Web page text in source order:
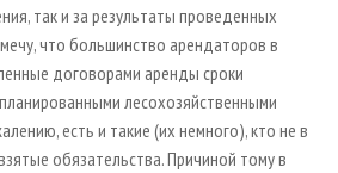
так и за результаты проведенных
что большинство арендаторов в
договорами аренды сроки
лесохозяйственными
есть и такие (их немного), кто не в
обязательства. Причиной тому в